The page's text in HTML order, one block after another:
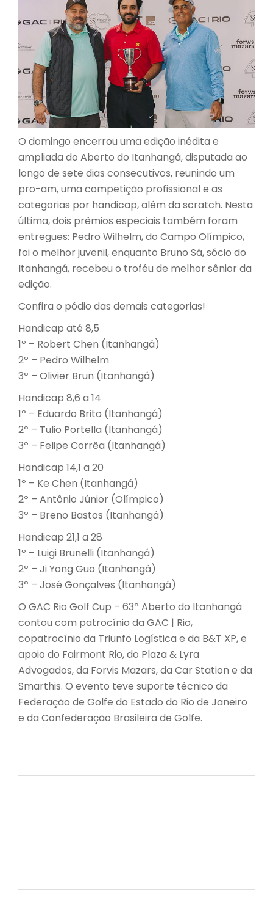
O domingo encerrou uma edição inédita e
ampliada do Aberto do Itanhangá, disputada ao
longo de sete dias consecutivos, reunindo um
pro-am, uma competição profissional e as
categorias por handicap, além da scratch. Nesta
última, dois prêmios especiais também foram
entregues: Pedro Wilhelm, do Campo Olímpico,
foi o melhor juvenil, enquanto Bruno Sá, sócio do
Itanhangá, recebeu o troféu de melhor sênior da
edição.
Confira o pódio das demais categorias!
Handicap até 8,5
1º – Robert Chen (Itanhangá)
2º – Pedro Wilhelm
3º – Olivier Brun (Itanhangá)
Handicap 8,6 a 14
1º – Eduardo Brito (Itanhangá)
2º – Tulio Portella (Itanhangá)
3º – Felipe Corrêa (Itanhangá)
Handicap 14,1 a 20
1º – Ke Chen (Itanhangá)
2º – Antônio Júnior (Olímpico)
3º – Breno Bastos (Itanhangá)
Handicap 21,1 a 28
1º – Luigi Brunelli (Itanhangá)
2º – Ji Yong Guo (Itanhangá)
3º – José Gonçalves (Itanhangá)
O GAC Rio Golf Cup – 63º Aberto do Itanhangá
contou com patrocínio da GAC | Rio,
copatrocínio da Triunfo Logística e da B&T XP, e
apoio do Fairmont Rio, do Plaza & Lyra
Advogados, da Forvis Mazars, da Car Station e da
Smarthis. O evento teve suporte técnico da
Federação de Golfe do Estado do Rio de Janeiro
e da Confederação Brasileira de Golfe.